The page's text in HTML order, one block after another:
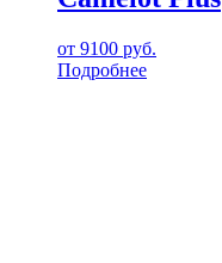
от 9100 руб.
Подробнее